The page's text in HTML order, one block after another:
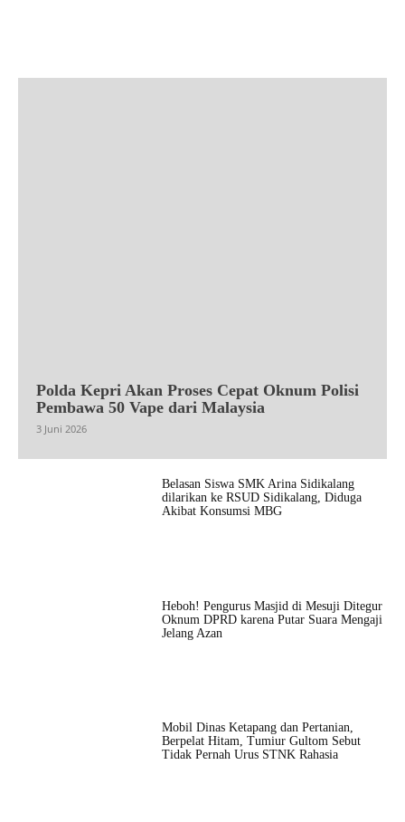
Polda Kepri Akan Proses Cepat Oknum Polisi
Pembawa 50 Vape dari Malaysia
3 Juni 2026
Belasan Siswa SMK Arina Sidikalang
dilarikan ke RSUD Sidikalang, Diduga
Akibat Konsumsi MBG
Heboh! Pengurus Masjid di Mesuji Ditegur
Oknum DPRD karena Putar Suara Mengaji
Jelang Azan
Mobil Dinas Ketapang dan Pertanian,
Berpelat Hitam, Tumiur Gultom Sebut
Tidak Pernah Urus STNK Rahasia